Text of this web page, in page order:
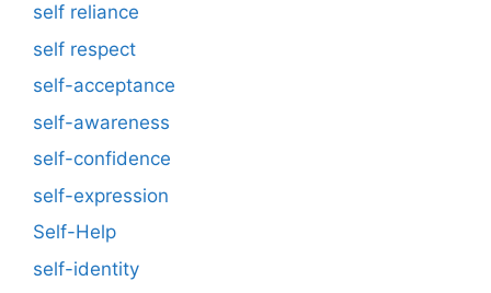
self reliance
self respect
self-acceptance
self-awareness
self-confidence
self-expression
Self-Help
self-identity